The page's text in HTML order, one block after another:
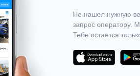
Не нашел нужную
запрос оператору.
Тебе остается